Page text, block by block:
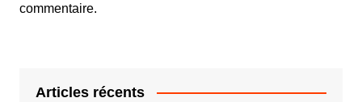
commentaire.
Articles récents